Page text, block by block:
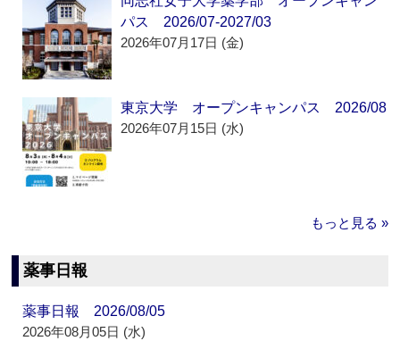
パス 2026/07-2027/03
2026年07月17日 (金)
東京大学 オープンキャンパス 2026/08
2026年07月15日 (水)
もっと見る »
薬事日報
薬事日報 2026/08/05
2026年08月05日 (水)